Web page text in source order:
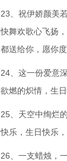
23、祝伊娇颜美
快舞欢歌心飞扬
都送给你，愿你
24、这一份爱意
欲燃的炽情，生日
25、天空中绚烂
快乐，生日快乐
26、一支蜡烛，